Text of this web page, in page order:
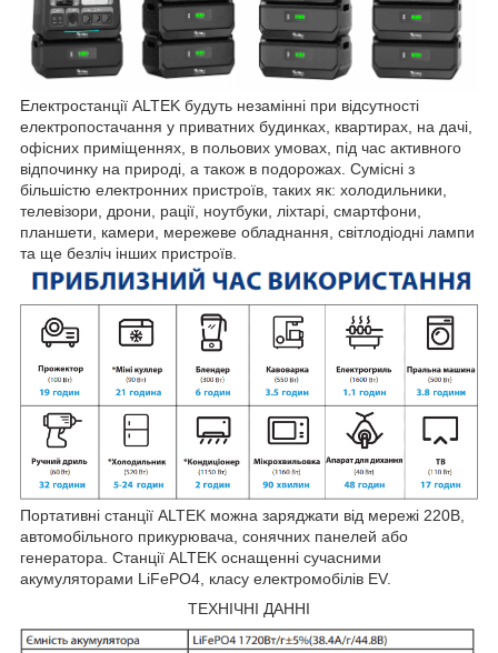
Електростанції ALTEK будуть незамінні при відсутності
електропостачання у приватних будинках, квартирах, на дачі,
офісних приміщеннях, в польових умовах, під час активного
відпочинку на природі, а також в подорожах. Сумісні з
більшістю електронних пристроїв, таких як: холодильники,
телевізори, дрони, рації, ноутбуки, ліхтарі, смартфони,
планшети, камери, мережеве обладнання, світлодіодні лампи
та ще безліч інших пристроїв.
Портативні станції ALTEK можна заряджати від мережі 220В,
автомобільного прикурювача, сонячних панелей або
генератора. Станції ALTEK оснащенні сучасними
акумуляторами LiFePO4, класу електромобілів EV.
ТЕХНІЧНІ ДАННІ